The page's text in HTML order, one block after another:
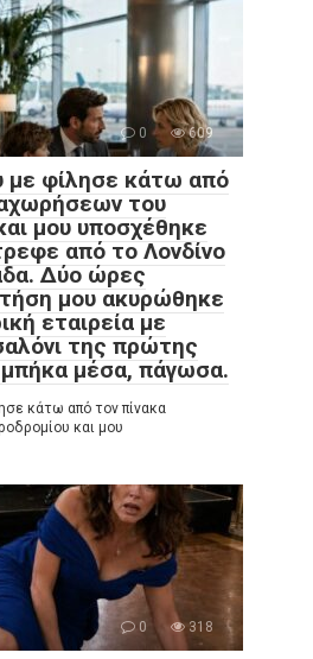
0 609
με φίλησε κάτω από
του
μου υποσχέθηκε
από το Λονδίνο
Δύο ώρες
μου ακυρώθηκε
εταιρεία με
της πρώτης
μέσα, πάγωσα.
κάτω από τον πίνακα
και μου
0 318